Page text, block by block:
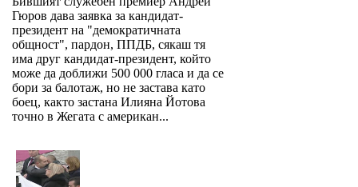
Гюров дава заявка за кандидат-
президент на "демократичната
общност", пардон, ППДБ, сякаш тя
има друг кандидат-президент, който
може да доближи 500 000 гласа и да се
бори за балотаж, но не застава като
боец, както застана Илияна Йотова
точно в Жегата с американ...